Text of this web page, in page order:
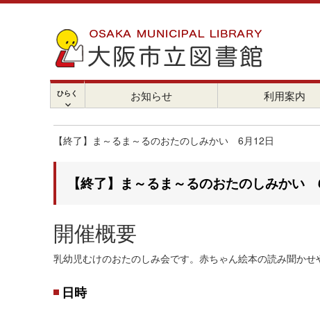
ひらく
chevron_right
お知らせ 利用案内
【終了】ま～るま～るのおたのしみかい 6月12日
【終了】ま～るま～るのおたのしみか
開催概要
乳幼児むけのおたのしみ会です。赤ちゃん絵本の読み聞か
日時